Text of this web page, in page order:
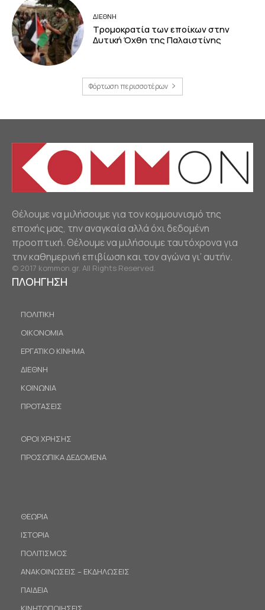
ΔΙΕΘΝΗ
Τρομοκρατία των εποίκων στην
Δυτική Όχθη της Παλαιστίνης
Φόρτωση περισσοτέρων
Θέλουμε να μιλήσουμε για τον κομμουνισμό της
εποχής μας, την αναγκαία αλλά όχι δεδομένη
προοπτική. Θέλουμε να μιλήσουμε ταυτόχρονα για
την καθημερινή επιβίωση και τον αγώνα γι’ αυτήν.
© 2017 kommon.gr. All Rights Reserved.
ΠΛΟΗΓΗΣΗ
ΠΟΛΙΤΙΚΗ
ΟΙΚΟΝΟΜΙΑ
ΕΡΓΑΤΙΚΟ ΚΙΝΗΜΑ
ΔΙΕΘΝΗ
ΚΟΙΝΩΝΙΑ
ΠΡΟΤΑΣΕΙΣ
ΟΡΟΙ ΧΡΗΣΗΣ
ΠΡΟΣΩΠΙΚΑ ΔΕΔΟΜΕΝΑ
ΘΕΩΡΙΑ
ΙΣΤΟΡΙΑ
ΠΟΛΙΤΙΣΜΟΣ
ΑΝΑΚΟΙΝΩΣΕΙΣ – ΕΚΔΗΛΩΣΕΙΣ
ΠΑΙΔΕΙΑ